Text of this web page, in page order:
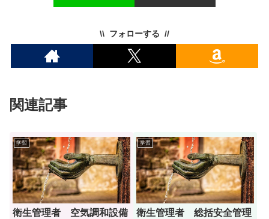
フォローする
関連記事
学習
衛生管理者 空気調和設備
学習
衛生管理者 総括安全管理